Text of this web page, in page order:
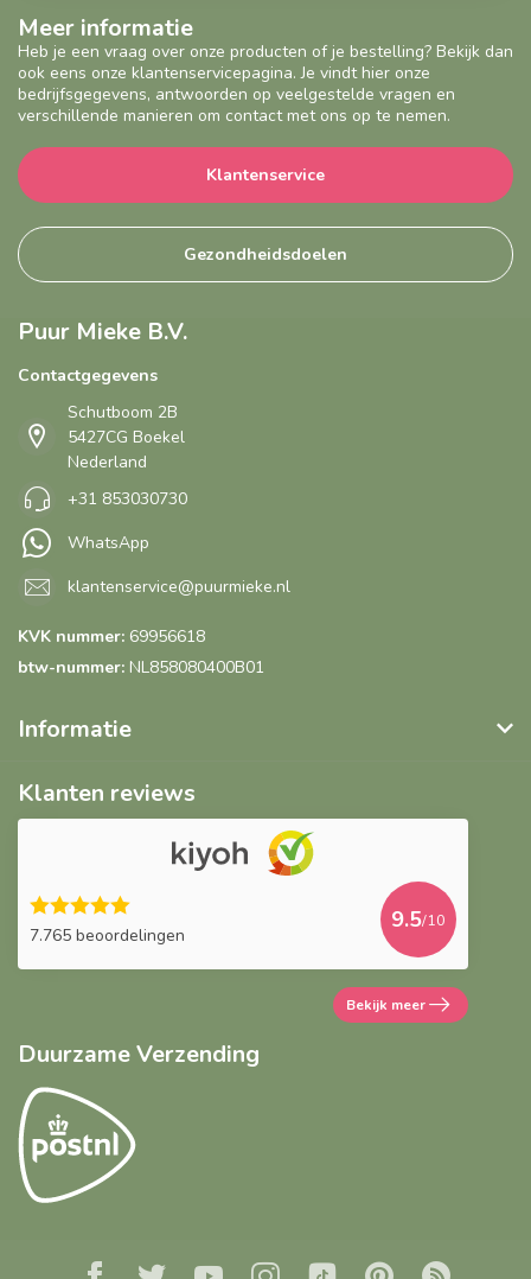
Meer informatie
Heb je een vraag over onze producten of je bestelling? Bekijk dan
ook eens onze klantenservicepagina. Je vindt hier onze
bedrijfsgegevens, antwoorden op veelgestelde vragen en
verschillende manieren om contact met ons op te nemen.
Klantenservice
Gezondheidsdoelen
Puur Mieke B.V.
Contactgegevens
Schutboom 2B
5427CG Boekel
Nederland
+31 853030730
WhatsApp
klantenservice@puurmieke.nl
KVK nummer: 69956618
btw-nummer: NL858080400B01
Informatie
Klanten reviews
7.765 beoordelingen
9.5/10
Bekijk meer
Duurzame Verzending